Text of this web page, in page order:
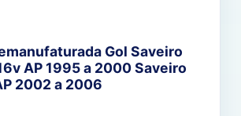
Gol Saveiro
AP 1995 a 2000 Saveiro
2002 a 2006